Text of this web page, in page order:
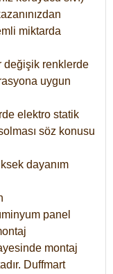
miktarda
değişik renklerde
uygun
elektro statik
söz konusu
dayanım
panel
montaj
Duffmart